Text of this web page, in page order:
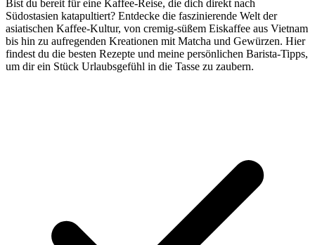
Bist du bereit für eine Kaffee-Reise, die dich direkt nach
Südostasien katapultiert? Entdecke die faszinierende Welt der
asiatischen Kaffee-Kultur, von cremig-süßem Eiskaffee aus Vietnam
bis hin zu aufregenden Kreationen mit Matcha und Gewürzen. Hier
findest du die besten Rezepte und meine persönlichen Barista-Tipps,
um dir ein Stück Urlaubsgefühl in die Tasse zu zaubern.